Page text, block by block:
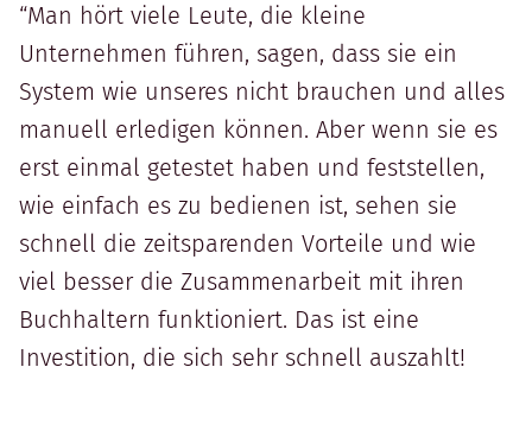
“Man hört viele Leute, die kleine
Unternehmen führen, sagen, dass sie ein
System wie unseres nicht brauchen und alles
manuell erledigen können. Aber wenn sie es
erst einmal getestet haben und feststellen,
wie einfach es zu bedienen ist, sehen sie
schnell die zeitsparenden Vorteile und wie
viel besser die Zusammenarbeit mit ihren
Buchhaltern funktioniert. Das ist eine
Investition, die sich sehr schnell auszahlt!